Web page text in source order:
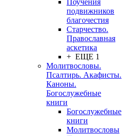
Поучения
подвижников
благочестия
Старчество.
Православная
аскетика
+ ЕЩЕ 1
Молитвословы.
Псалтирь. Акафисты.
Каноны.
Богослужебные
книги
Богослужебные
книги
Молитвословы